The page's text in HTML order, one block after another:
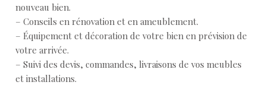
nouveau bien.
– Conseils en rénovation et en ameublement.
– Équipement et décoration de votre bien en prévision de
votre arrivée.
– Suivi des devis, commandes, livraisons de vos meubles
et installations.